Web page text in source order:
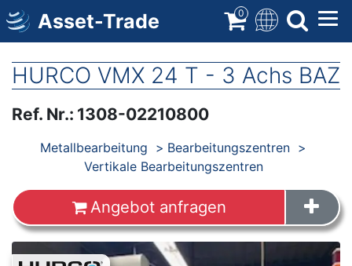
Direkt
zum
Inhalt
Asset-Trade 0
HURCO VMX 24 T - 3 Achs BAZ
Ref. Nr.: 1308-02210800
ProdukteMetallbearbeitung
Bearbeitungszentren
Vertikale Bearbeitungszentren
Angebot anfragen